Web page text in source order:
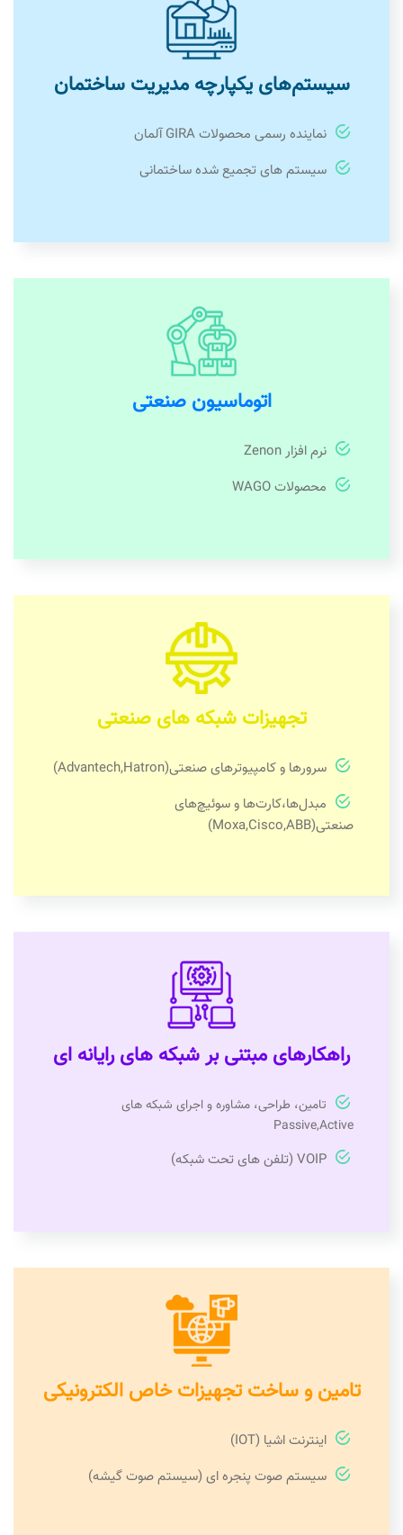
سیستم‌های یکپارچه مدیریت ساختمان
نماینده رسمی محصولات GIRA آلمان
سیستم های تجمیع شده ساختمانی
اتوماسیون صنعتی
نرم افزار Zenon
محصولات WAGO
تجهیزات شبکه های صنعتی
سرورها و کامپیوترهای صنعتی(Advantech,Hatron)
مبدل‌ها،کارت‌ها و سوئیچ‌های
صنعتی(Moxa,Cisco,ABB)
راهکارهای مبتنی بر شبکه های رایانه ای
تامین، طراحی، مشاوره و اجرای شبکه های
Passive,Active
VOIP (تلفن های تحت شبکه)
تامین و ساخت تجهیزات خاص الکترونیکی
اینترنت اشیا (IOT)
سیستم صوت پنجره ای (سیستم صوت گیشه)